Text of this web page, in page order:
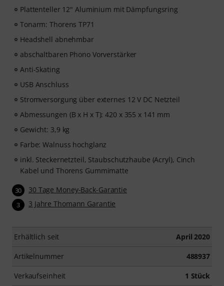
Plattenteller 12" Aluminium mit Dämpfungsring
Tonarm: Thorens TP71
Headshell abnehmbar
abschaltbaren Phono Vorverstärker
Anti-Skating
USB Anschluss
Stromversorgung über externes 12 V DC Netzteil
Abmessungen (B x H x T): 420 x 355 x 141 mm
Gewicht: 3,9 kg
Farbe: Walnuss hochglanz
inkl. Steckernetzteil, Staubschutzhaube (Acryl), Cinch
Kabel und Thorens Gummimatte
30 30 Tage Money-Back-Garantie
3 3 Jahre Thomann Garantie
Erhältlich seit April 2020
Artikelnummer 488937
Verkaufseinheit 1 Stück